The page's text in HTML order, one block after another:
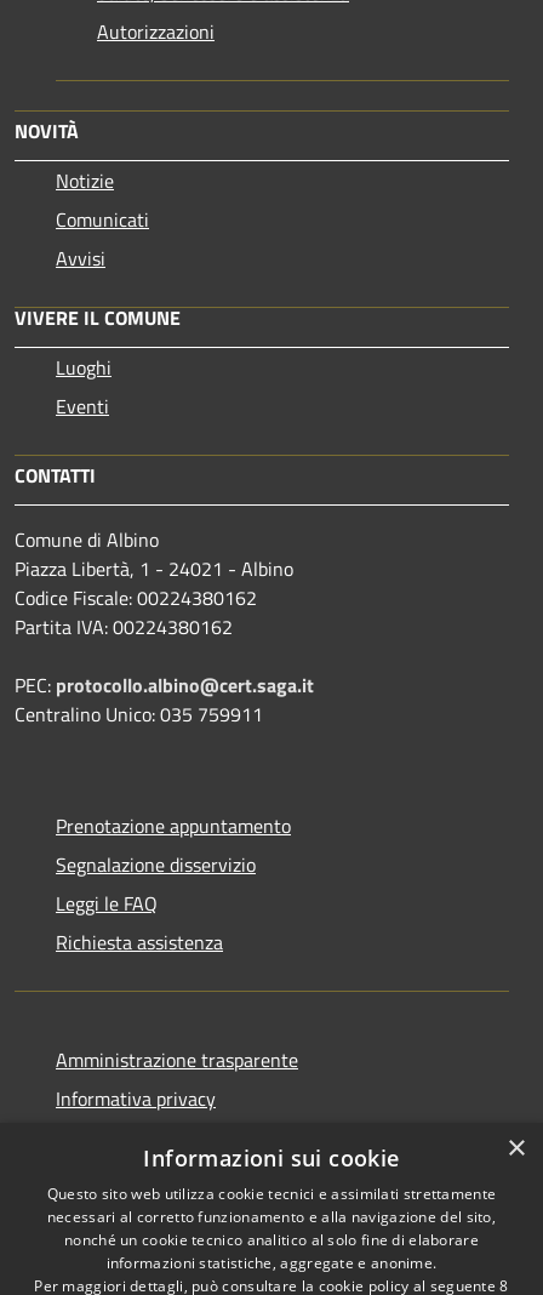
Autorizzazioni
NOVITÀ
Notizie
Comunicati
Avvisi
VIVERE IL COMUNE
Luoghi
Eventi
CONTATTI
Comune di Albino
Piazza Libertà, 1 - 24021 - Albino
Codice Fiscale: 00224380162
Partita IVA: 00224380162
PEC: protocollo.albino@cert.saga.it
Centralino Unico: 035 759911
Prenotazione appuntamento
Segnalazione disservizio
Leggi le FAQ
Richiesta assistenza
Amministrazione trasparente
Informativa privacy
Dichiarazione di accessibilità
×
Informazioni sui cookie
Questo sito web utilizza cookie tecnici e assimilati strettamente
necessari al corretto funzionamento e alla navigazione del sito,
nonché un cookie tecnico analitico al solo fine di elaborare
informazioni statistiche, aggregate e anonime.
Per maggiori dettagli, può consultare la cookie policy al seguente8